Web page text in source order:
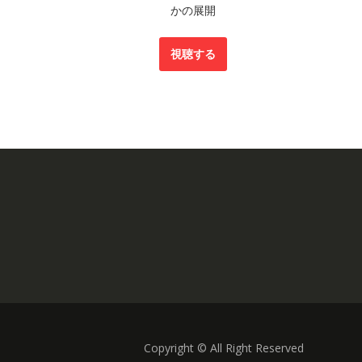
かの展開
視聴する
Copyright © All Right Reserved